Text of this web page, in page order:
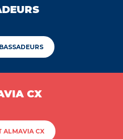
CX
ALMAVIA CX